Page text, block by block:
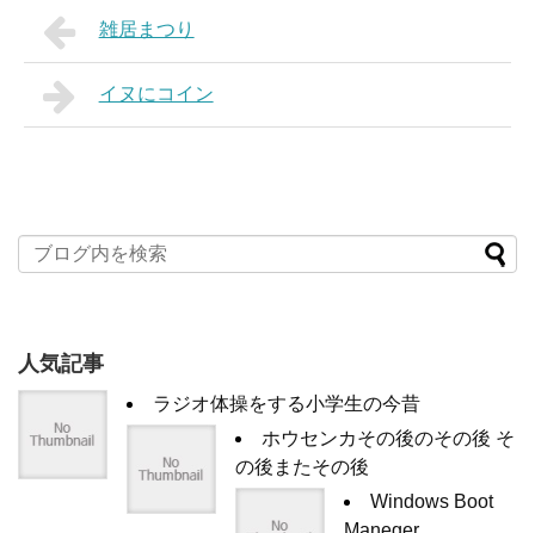
雑居まつり
イヌにコイン
人気記事
ラジオ体操をする小学生の今昔
ホウセンカその後のその後 そ
の後またその後
Windows Boot